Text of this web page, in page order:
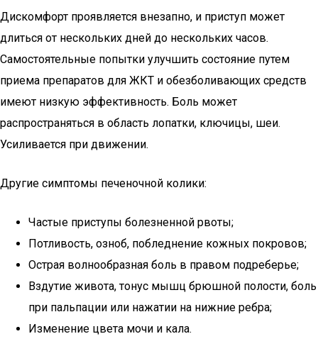
Дискомфорт проявляется внезапно, и приступ может
длиться от нескольких дней до нескольких часов.
Самостоятельные попытки улучшить состояние путем
приема препаратов для ЖКТ и обезболивающих средств
имеют низкую эффективность. Боль может
распространяться в область лопатки, ключицы, шеи.
Усиливается при движении.
Другие симптомы печеночной колики:
Частые приступы болезненной рвоты;
Потливость, озноб, побледнение кожных покровов;
Острая волнообразная боль в правом подреберье;
Вздутие живота, тонус мышц брюшной полости, боль
при пальпации или нажатии на нижние ребра;
Изменение цвета мочи и кала.